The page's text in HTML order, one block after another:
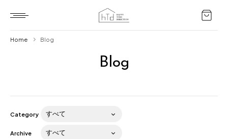
Blog
Home Blog
Category
Archive